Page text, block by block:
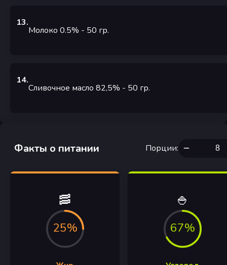
13.
Молоко 0.5% - 50 гр.
14.
Сливочное масло 82,5% - 50 гр.
Факты о питании Порции:
🥓
25%
🍚
67%